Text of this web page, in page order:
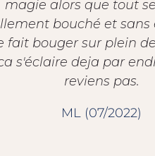
tout semblait
sans espoir. Ca
de choses et
endroits j'en